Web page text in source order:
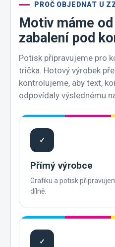
PROČ OBJEDNAT U
Motiv máme
zabalení pod
Potisk připravujeme pro
trička. Hotový výrobek
kontrolujeme, aby text,
odpovídaly výslednému
✓
Přímý výrobce
Grafiku a potisk
dílně.
✓